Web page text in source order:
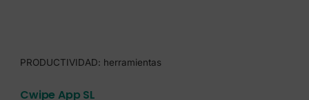
PRODUCTIVIDAD: herramientas
Cwipe App SL